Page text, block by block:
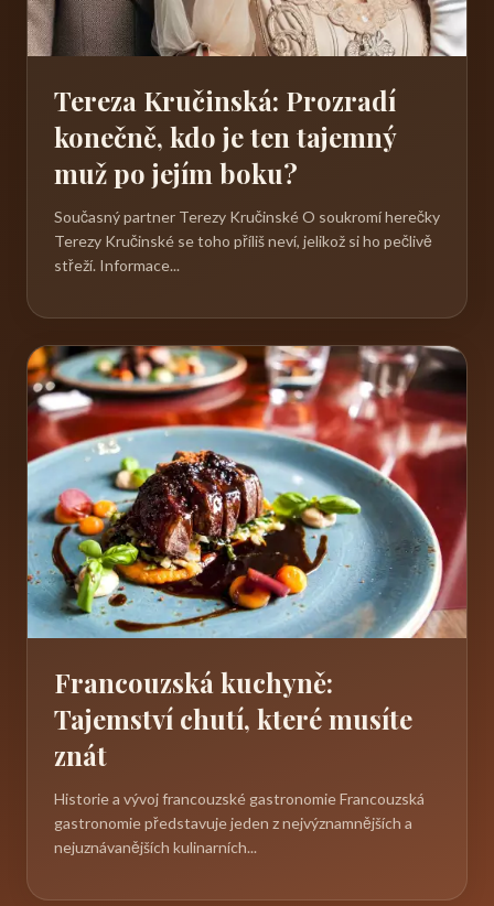
Tereza Kručinská: Prozradí
konečně, kdo je ten tajemný
muž po jejím boku?
Současný partner Terezy Kručinské O soukromí herečky
Terezy Kručinské se toho příliš neví, jelikož si ho pečlivě
střeží. Informace...
Francouzská kuchyně:
Tajemství chutí, které musíte
znát
Historie a vývoj francouzské gastronomie Francouzská
gastronomie představuje jeden z nejvýznamnějších a
nejuznávanějších kulinarních...